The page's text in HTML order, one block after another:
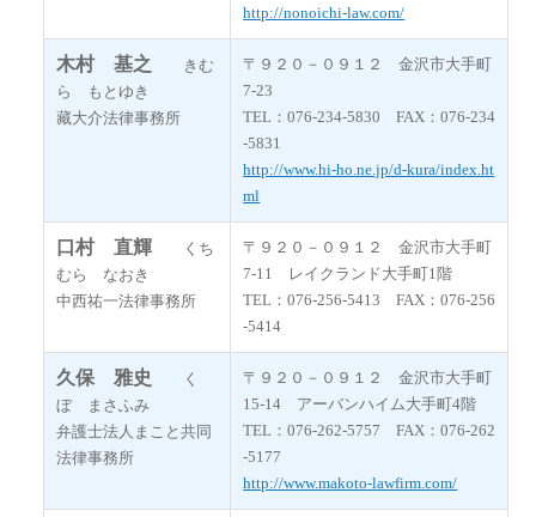
http://nonoichi-law.com/
木村 基之 きむ
ら もとゆき
藏大介法律事務所
〒９２０－０９１２ 金沢市大手町
7-23
TEL：076-234-5830 FAX：076-234
-5831
http://www.hi-ho.ne.jp/d-kura/index.ht
ml
口村 直輝 くち
むら なおき
中西祐一法律事務所
〒９２０－０９１２ 金沢市大手町
7-11 レイクランド大手町1階
TEL：076-256-5413 FAX：076-256
-5414
久保 雅史
く
ぼ まさふみ
弁護士法人まこと共同
法律事務所
〒９２０－０９１２ 金沢市大手町
15-14 アーバンハイム大手町4階
TEL：076-262-5757 FAX：076-262
-5177
http://www.makoto-lawfirm.com/